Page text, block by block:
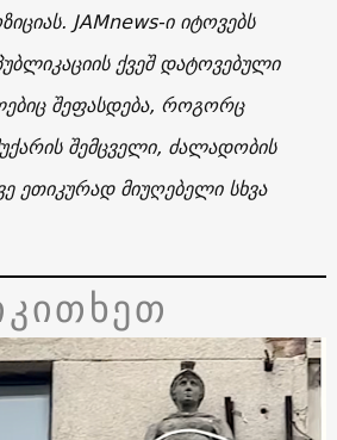
JAMnews-ი იტოვებს
ქვეშ დატოვებული
შეფასდება, როგორც
შემცველი, ძალადობის
ეთიკურად მიუღებელი სხვა